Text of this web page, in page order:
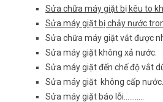
Sửa chữa máy giặt bị kêu to
Sửa máy giặt bị chảy nước
Sửa chữa máy giặt vắt được
Sửa máy giặt không xả nước.
Sửa máy giặt đến chế độ vắt
Sửa máy giặt không cấp nước.
Sửa máy giặt báo lỗi………..